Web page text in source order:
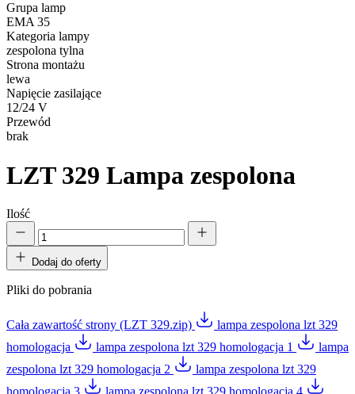
Grupa lamp
EMA 35
Kategoria lampy
zespolona tylna
Strona montażu
lewa
Napięcie zasilające
12/24 V
Przewód
brak
LZT 329 Lampa zespolona
Ilość
Dodaj do oferty
Pliki do pobrania
Cała zawartość strony (LZT 329.zip)
lampa zespolona lzt 329
homologacja
lampa zespolona lzt 329 homologacja 1
lampa
zespolona lzt 329 homologacja 2
lampa zespolona lzt 329